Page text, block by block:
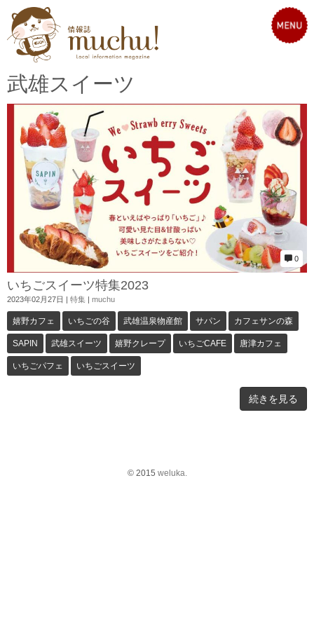
武雄スイーツ
0
いちごスイーツ特集2023
2023年02月27日 特集 muchu
嬉野カフェ いちごの谷 武雄温泉物産館 サパン カフェサンの森
SAPIN 武雄スイーツ 嬉野クレープ いちごCAFE 唐津カフェ
いちごパフェ いちごスイーツ
続きを見る
© 2015 weluka.